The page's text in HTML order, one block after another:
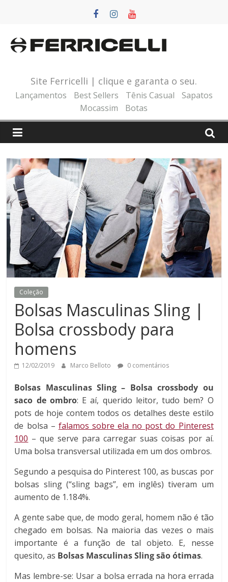
conteúdo
Site Ferricelli | clique e garanta o seu.
Lançamentos Best Sellers Tênis Casual
Sapatos
Mocassim
Botas
Coleção
Bolsas Masculinas Sling |
Bolsa crossbody para
homens
12/02/2019 Marco Belloto 0 comentários
Bolsas Masculinas Sling – Bolsa crossbody ou
saco de ombro: E aí, querido leitor, tudo bem? O
pots de hoje contem todos os detalhes deste estilo
de bolsa – falamos sobre ela no post do Pinterest
100 – que serve para carregar suas coisas por aí.
Uma bolsa transversal utilizada em um dos ombros.
Segundo a pesquisa do Pinterest 100, as buscas por
bolsas sling (“sling bags”, em inglês) tiveram um
aumento de 1.184%.
A gente sabe que, de modo geral, homem não é tão
chegado em bolsas. Na maioria das vezes o mais
importante é a função de tal objeto. E, nesse
quesito, as Bolsas Masculinas Sling são ótimas.
Mas lembre-se: Usar a bolsa errada na hora errada